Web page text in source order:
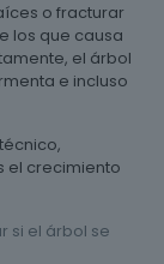
o fracturar
los que causa
el árbol
e incluso
el crecimiento
si el árbol se